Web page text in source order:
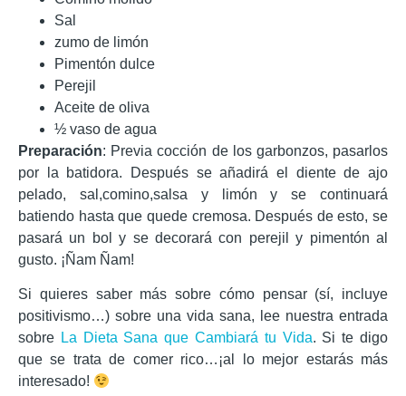
Sal
zumo de limón
Pimentón dulce
Perejil
Aceite de oliva
½ vaso de agua
Preparación: Previa cocción de los garbonzos, pasarlos
por la batidora. Después se añadirá el diente de ajo
pelado, sal,comino,salsa y limón y se continuará
batiendo hasta que quede cremosa. Después de esto, se
pasará un bol y se decorará con perejil y pimentón al
gusto. ¡Ñam Ñam!
Si quieres saber más sobre cómo pensar (sí, incluye
positivismo…) sobre una vida sana, lee nuestra entrada
sobre La Dieta Sana que Cambiará tu Vida. Si te digo
que se trata de comer rico…¡al lo mejor estarás más
interesado!